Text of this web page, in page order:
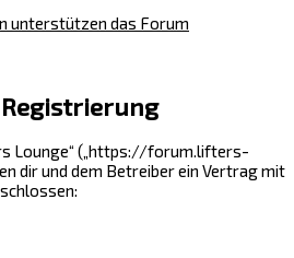
unterstützen das Forum
Lounge“ („https://forum.lifters-
dir und dem Betreiber ein Vertrag mit